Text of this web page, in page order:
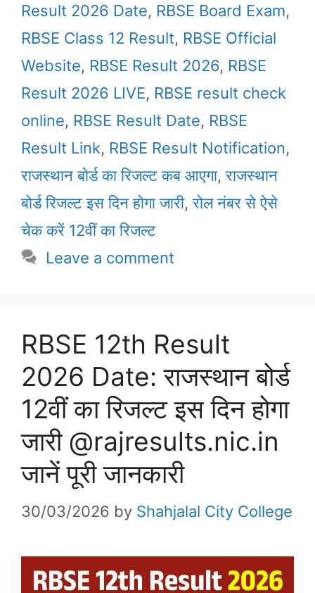
Result 2026 Date, RBSE Board Exam,
RBSE Class 12 Result, RBSE Official
Website, RBSE Result 2026, RBSE
Result 2026 LIVE, RBSE result check
online, RBSE Result Date, RBSE
Result Link, RBSE Result Notification,
राजस्थान बोर्ड का रिजल्ट कब आएगा,राजस्थान
बोर्ड रिजल्ट इस दिन होगा जारी,रोल नंबर से ऐसे
चेक करें 12वीं का रिजल्ट
Leave a comment
RBSE 12th Result
2026 Date: राजस्थान बोर्ड
12वीं का रिजल्ट इस दिन होगा
जारी @rajresults.nic.in
जानें पूरी जानकारी
30/03/2026 by Shahjalal City College